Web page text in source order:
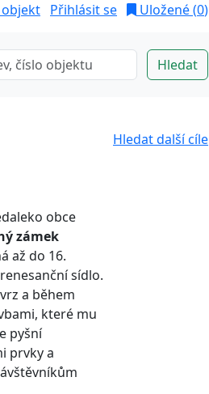
Přihlásit se Uložené (0)
Hledat další cíle
obce
zámek
až do 16.
sídlo.
a během
které mu
pyšní
prvky a